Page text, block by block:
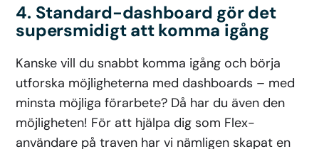
4. Standard-dashboard gör det
supersmidigt att komma igång
Kanske vill du snabbt komma igång och börja
utforska möjligheterna med dashboards – med
minsta möjliga förarbete? Då har du även den
möjligheten! För att hjälpa dig som Flex-
användare på traven har vi nämligen skapat en